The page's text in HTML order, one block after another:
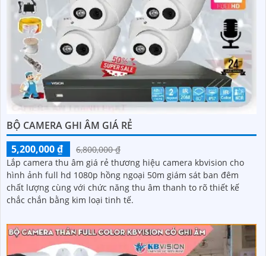
BỘ CAMERA GHI ÂM GIÁ RẺ
5,200,000 ₫
6,800,000 ₫
Lắp camera thu âm giá rẻ thương hiệu camera kbvision cho
hình ảnh full hd 1080p hồng ngoại 50m giám sát ban đêm
chất lượng cùng với chức năng thu âm thanh to rõ thiết kế
chắc chắn bằng kim loại tinh tế.